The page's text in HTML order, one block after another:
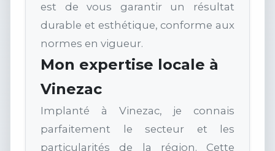
est de vous garantir un résultat
durable et esthétique, conforme aux
normes en vigueur.
Mon expertise locale à
Vinezac
Implanté à Vinezac, je connais
parfaitement le secteur et les
particularités de la région. Cette